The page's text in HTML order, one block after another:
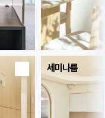
세미나룸